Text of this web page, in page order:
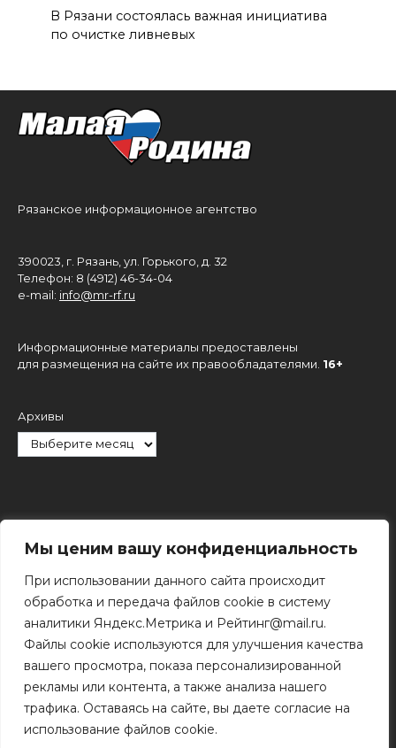
Мы ценим вашу конфиденциальность
При использовании данного сайта происходит
обработка и передача файлов cookie в систему
аналитики Яндекс.Метрика и Рейтинг@mail.ru.
Файлы cookie используются для улучшения качества
вашего просмотра, показа персонализированной
рекламы или контента, а также анализа нашего
трафика. Оставаясь на сайте, вы даете согласие на
использование файлов cookie.
В Рязани состоялась важная инициатива
по очистке ливневых
Рязанское информационное агентство
390023, г. Рязань, ул. Горького, д. 32
Телефон: 8 (4912) 46-34-04
e-mail: info@mr-rf.ru
Информационные материалы предоставлены
для размещения на сайте их правообладателями. 16+
Архивы
Поиск